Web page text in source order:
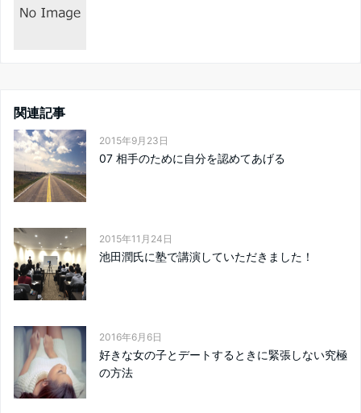
関連記事
2015年9月23日
07 相手のために自分を認めてあげる
2015年11月24日
池田潤氏に塾で講演していただきました！
2016年6月6日
好きな女の子とデートするときに緊張しない究極
の方法